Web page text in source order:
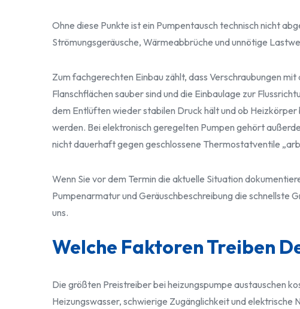
Ohne diese Punkte ist ein Pumpentausch technisch nicht
Strömungsgeräusche, Wärmeabbrüche und unnötige
Zum fachgerechten Einbau zählt, dass Verschraubungen
Flanschflächen sauber sind und die Einbaulage zur
dem Entlüften wieder stabilen Druck hält und ob
werden. Bei elektronisch geregelten Pumpen gehört
nicht dauerhaft gegen geschlossene Thermostatventile
Wenn Sie vor dem Termin die aktuelle Situation
Pumpenarmatur und Geräuschbeschreibung die schnellste
uns.
Welche Faktoren Treiben
Die größten Preistreiber bei heizungspumpe austauschen
Heizungswasser, schwierige Zugänglichkeit und elektrische